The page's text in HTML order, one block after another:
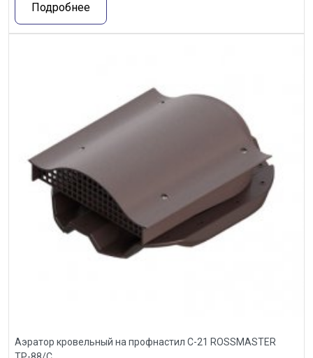
Подробнее
Аэратор кровельный на профнастил С-21 ROSSMASTER